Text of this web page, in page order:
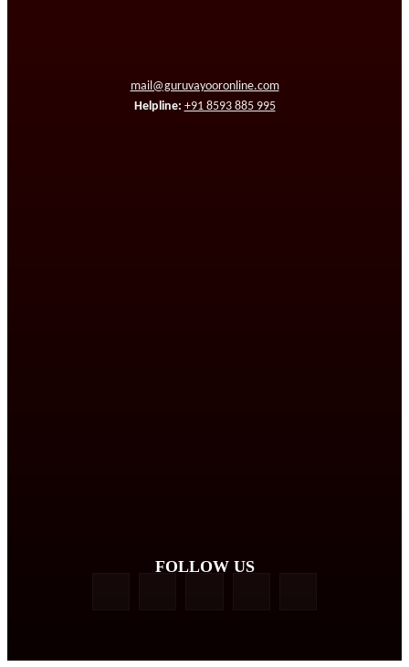
mail@guruvayooronline.com
Helpline: +91 8593 885 995
FOLLOW US